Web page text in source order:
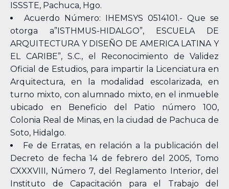
ISSSTE, Pachuca, Hgo.
Acuerdo Número: IHEMSYS 0514101.- Que se
otorga a”ISTHMUS-HIDALGO”, ESCUELA DE
ARQUITECTURA Y DISEÑO DE AMERICA LATINA Y
EL CARIBE”, S.C., el Reconocimiento de Validez
Oficial de Estudios, para impartir la Licenciatura en
Arquitectura, en la modalidad escolarizada, en
turno mixto, con alumnado mixto, en el inmueble
ubicado en Beneficio del Patio número 100,
Colonia Real de Minas, en la ciudad de Pachuca de
Soto, Hidalgo.
Fe de Erratas, en relación a la publicación del
Decreto de fecha 14 de febrero del 2005, Tomo
CXXXVIII, Número 7, del Reglamento Interior, del
Instituto de Capacitación para el Trabajo del